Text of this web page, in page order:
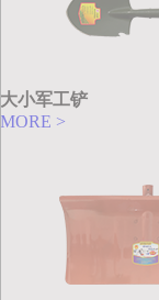
大小军工铲
MORE >